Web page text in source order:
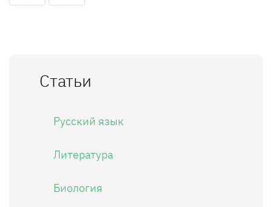
Статьи
Русский язык
Литература
Биология